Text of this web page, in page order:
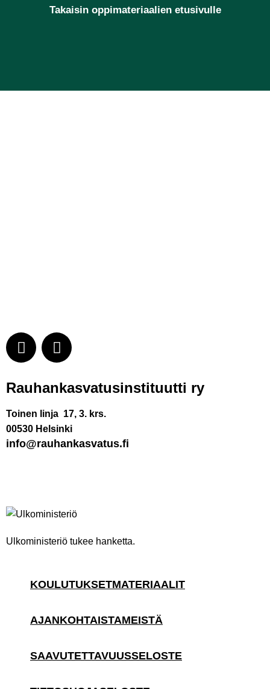
Takaisin oppimateriaalien etusivulle
Rauhankasvatus­instituutti ry
Toinen linja 17, 3. krs.
00530 Helsinki
info@rauhankasvatus.fi
Ulkoministeriö tukee hanketta.
KOULUTUKSETMATERIAALIT
AJANKOHTAISTAMEISTÄ
SAAVUTETTAVUUSSELOSTE